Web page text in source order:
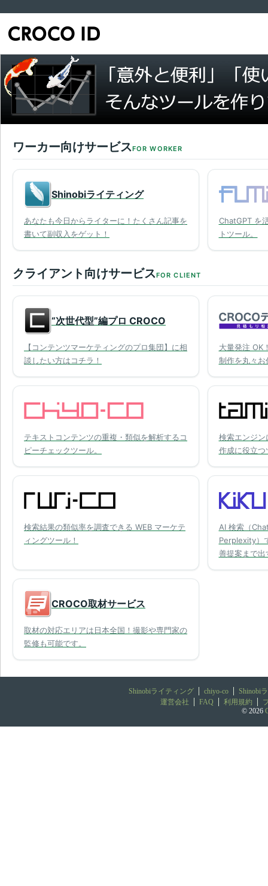
ワーカー向けサービスFOR WORKER
Shinobiライティング
あなたも今日からライターに！たくさん記事を
書いて副収入をゲット！
ChatGPT を
トツール。
クライアント向けサービスFOR CLIENT
“次世代型”編プロ CROCO
【コンテンツマーケティングのプロ集団】に相
談したい方はコチラ！
大量発注 OK
制作を丸々お
テキストコンテンツの重複・類似を解析するコ
ピーチェックツール。
検索エンジ
作成に役立つ
検索結果の類似率を調査できる WEB マーケテ
ィングツール！
AI 検索（
Perplexity）
善提案まで出
CROCO取材サービス
取材の対応エリアは日本全国！撮影や専門家の
監修も可能です。
Shinobiライティング chiyo-co
Shinobi
運営会社
FAQ 利用規約
© 2026